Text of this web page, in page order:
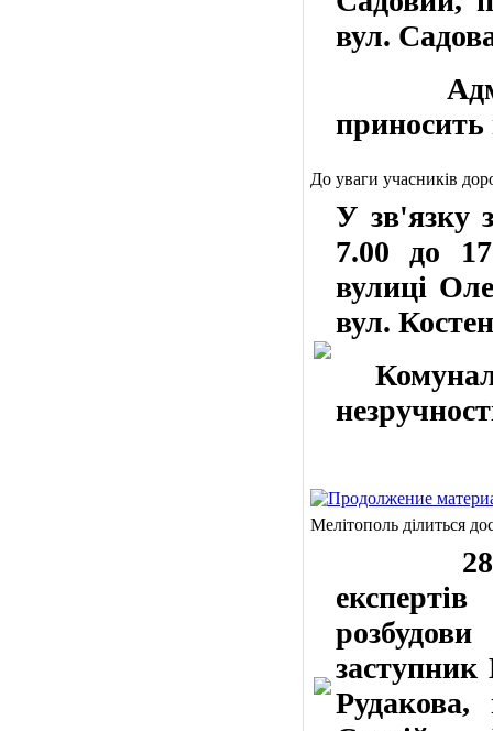
вул.
приносить
До уваги учасників
У зв'язку з
7.00 до
вулиці
вул.
Мелітополь ділиться
28
заступник
Рудакова,